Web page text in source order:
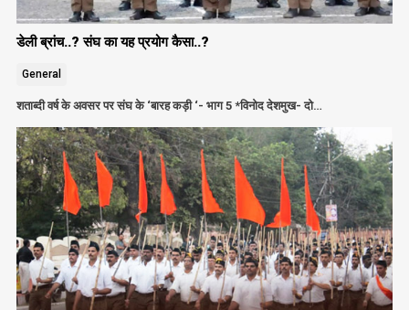
डेली ब्रांच..? संघ का यह प्रयोग कैसा..?
General
शताब्दी वर्ष के अवसर पर संघ के ‘बारह कड़ी ‘- भाग 5 *विनोद देशमुख- दो…